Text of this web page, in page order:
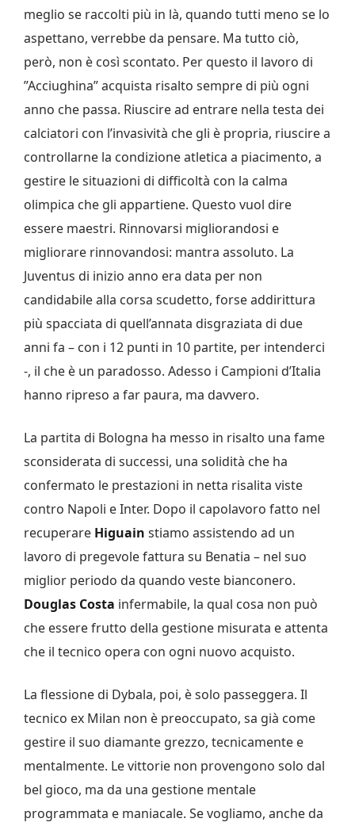
meglio se raccolti più in là, quando tutti meno se lo
aspettano, verrebbe da pensare. Ma tutto ciò,
però, non è così scontato. Per questo il lavoro di
”Acciughina” acquista risalto sempre di più ogni
anno che passa. Riuscire ad entrare nella testa dei
calciatori con l’invasività che gli è propria, riuscire a
controllarne la condizione atletica a piacimento, a
gestire le situazioni di difficoltà con la calma
olimpica che gli appartiene. Questo vuol dire
essere maestri. Rinnovarsi migliorandosi e
migliorare rinnovandosi: mantra assoluto. La
Juventus di inizio anno era data per non
candidabile alla corsa scudetto, forse addirittura
più spacciata di quell’annata disgraziata di due
anni fa – con i 12 punti in 10 partite, per intenderci
-, il che è un paradosso. Adesso i Campioni d’Italia
hanno ripreso a far paura, ma davvero.
La partita di Bologna ha messo in risalto una fame
sconsiderata di successi, una solidità che ha
confermato le prestazioni in netta risalita viste
contro Napoli e Inter. Dopo il capolavoro fatto nel
recuperare Higuain stiamo assistendo ad un
lavoro di pregevole fattura su Benatia – nel suo
miglior periodo da quando veste bianconero.
Douglas Costa infermabile, la qual cosa non può
che essere frutto della gestione misurata e attenta
che il tecnico opera con ogni nuovo acquisto.
La flessione di Dybala, poi, è solo passeggera. Il
tecnico ex Milan non è preoccupato, sa già come
gestire il suo diamante grezzo, tecnicamente e
mentalmente. Le vittorie non provengono solo dal
bel gioco, ma da una gestione mentale
programmata e maniacale. Se vogliamo, anche da